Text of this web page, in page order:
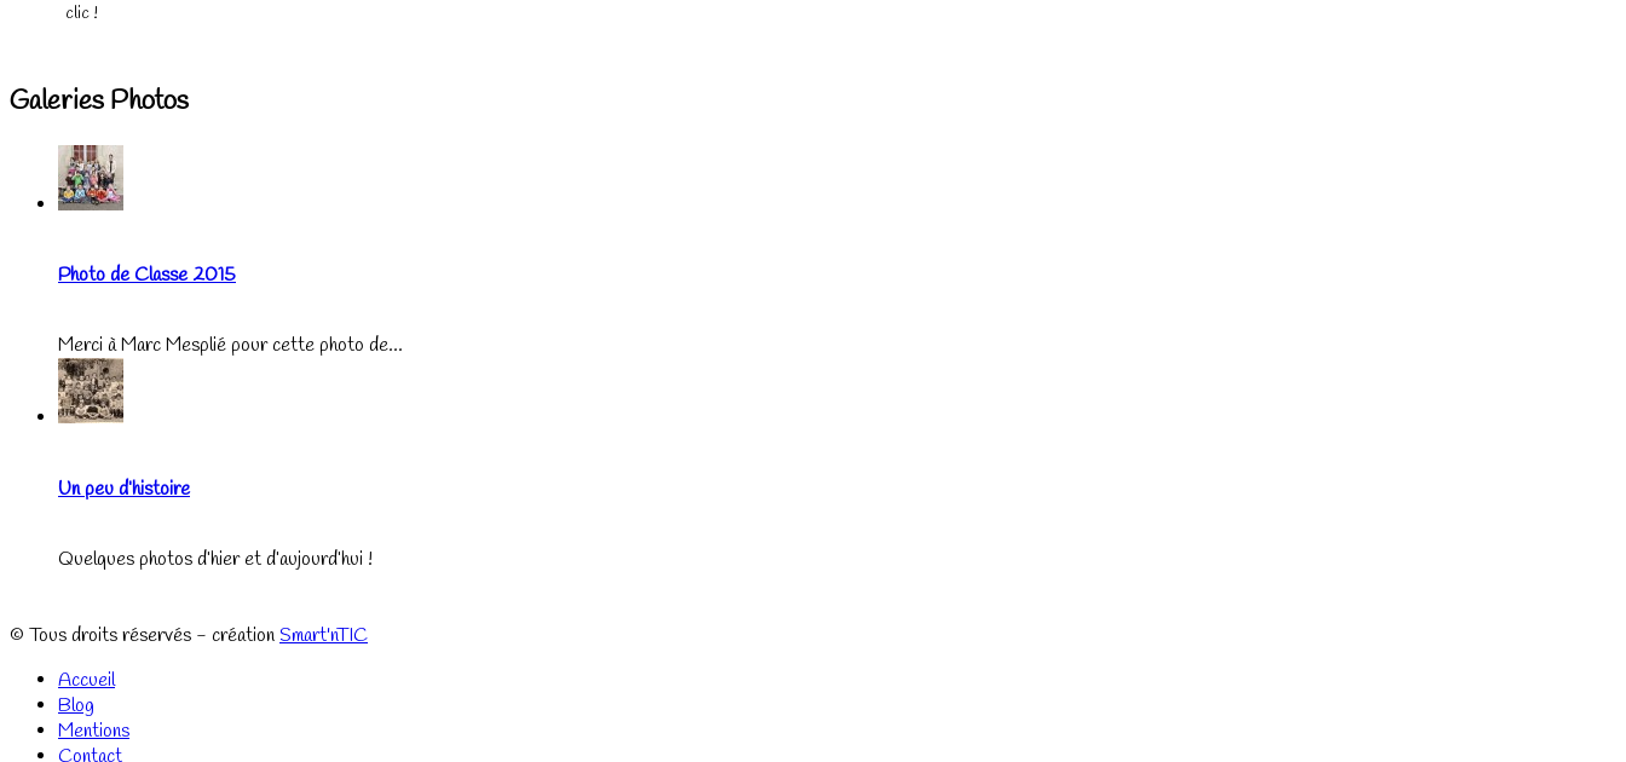
clic !
Galeries Photos
Photo de Classe 2015
Merci à Marc Mesplié pour cette photo de...
Un peu d’histoire
Quelques photos d’hier et d’aujourd’hui !
© Tous droits réservés - création Smart'nTIC
Accueil
Blog
Mentions
Contact